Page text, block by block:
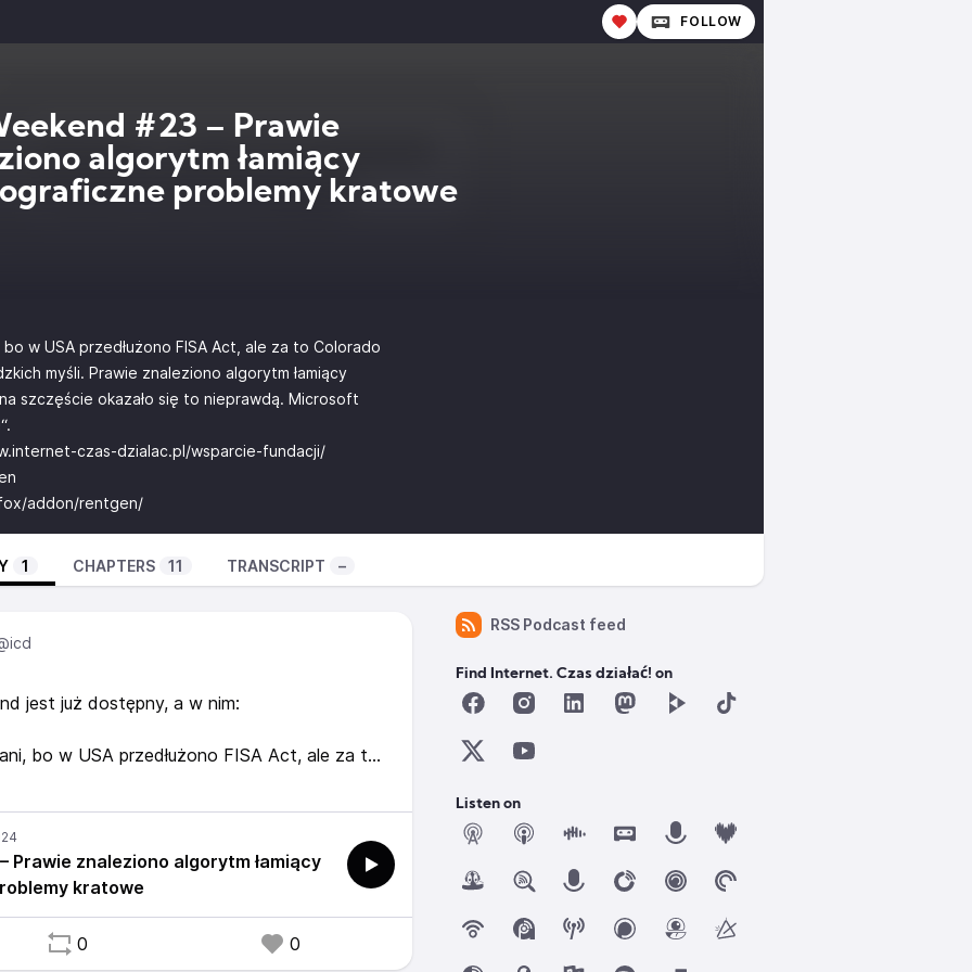
FOLLOW
#23 – Prawie
algorytm łamiący
problemy kratowe
w USA przedłużono FISA Act, ale za to Colorado
myśli. Prawie znaleziono algorytm łamiący
szczęście okazało się to nieprawdą. Microsoft
czas-dzialac.pl/wsparcie-fundacji/
addon/rentgen/
1 CHAPTERS 11 TRANSCRIPT –
jest już dostępny, a w nim:
bo w USA przedłużono FISA Act, ale za to
ludzkich myśli;
algorytmy oparte na kratach, ale na
pomyłkę”.
Prawie znaleziono algorytm łamiący
kratowe
0 0
RSS Podcast feed
Find Internet. Czas działać! on
Listen on